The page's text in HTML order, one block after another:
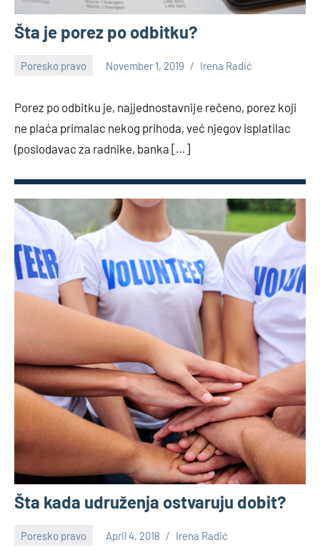
Šta je porez po odbitku?
Poresko pravo November 1, 2019 Irena Radić
Porez po odbitku je, najjednostavnije rečeno, porez koji
ne plaća primalac nekog prihoda, već njegov isplatilac
(poslodavac za radnike, banka […]
Šta kada udruženja ostvaruju dobit?
Poresko pravo April 4, 2018 Irena Radić